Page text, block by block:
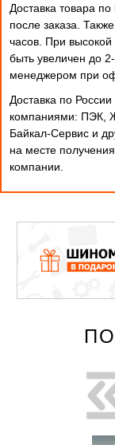
Доставка товара
после заказа.
часов. При высокой
быть увеличен до
менеджером при
Доставка по
компаниями: ПЭК,
Байкал-Сервис и
на месте
компании.